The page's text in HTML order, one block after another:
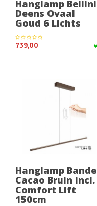
Hanglamp Bellini
Deens Ovaal
Goud 6 Lichts
739,00
Hanglamp Bande
Cacao Bruin incl.
Comfort Lift
150cm